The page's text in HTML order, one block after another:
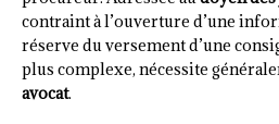
contraint à l’ouverture d’une
réserve du versement d’une
plus complexe, nécessite
avocat.